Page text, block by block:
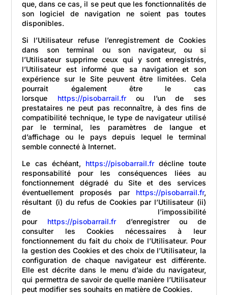
que, dans ce cas, il se peut que les fonctionnalités de
son logiciel de navigation ne soient pas toutes
disponibles.
Si l’Utilisateur refuse l’enregistrement de Cookies
dans son terminal ou son navigateur, ou si
l’Utilisateur supprime ceux qui y sont enregistrés,
l’Utilisateur est informé que sa navigation et son
expérience sur le Site peuvent être limitées. Cela
pourrait également être le cas
lorsque
https://pisobarrail.fr
ou l’un de ses
prestataires ne peut pas reconnaître, à des fins de
compatibilité technique, le type de navigateur utilisé
par le terminal, les paramètres de langue et
d’affichage ou le pays depuis lequel le terminal
semble connecté à Internet.
Le cas échéant,
https://pisobarrail.fr décline toute
responsabilité pour les conséquences liées au
fonctionnement dégradé du Site et des services
éventuellement proposés par
https://pisobarrail.fr,
résultant (i) du refus de Cookies par l’Utilisateur (ii)
de l’impossibilité
pour
https://pisobarrail.fr
d’enregistrer ou de
consulter les Cookies nécessaires à leur
fonctionnement du fait du choix de l’Utilisateur. Pour
la gestion des Cookies et des choix de l’Utilisateur, la
configuration de chaque navigateur est différente.
Elle est décrite dans le menu d’aide du navigateur,
qui permettra de savoir de quelle manière l’Utilisateur
peut modifier ses souhaits en matière de Cookies.